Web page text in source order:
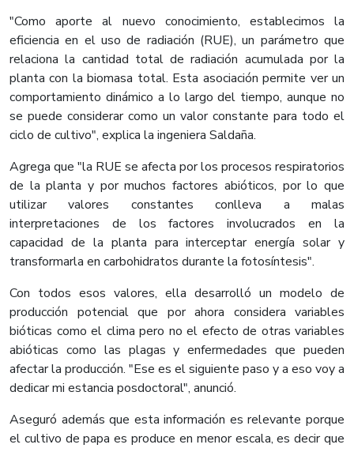
"Como aporte al nuevo conocimiento, establecimos la
eficiencia en el uso de radiación (RUE), un parámetro que
relaciona la cantidad total de radiación acumulada por la
planta con la biomasa total. Esta asociación permite ver un
comportamiento dinámico a lo largo del tiempo, aunque no
se puede considerar como un valor constante para todo el
ciclo de cultivo", explica la ingeniera Saldaña.
Agrega que "la RUE se afecta por los procesos respiratorios
de la planta y por muchos factores abióticos, por lo que
utilizar valores constantes conlleva a malas
interpretaciones de los factores involucrados en la
capacidad de la planta para interceptar energía solar y
transformarla en carbohidratos durante la fotosíntesis".
Con todos esos valores, ella desarrolló un modelo de
producción potencial que por ahora considera variables
bióticas como el clima pero no el efecto de otras variables
abióticas como las plagas y enfermedades que pueden
afectar la producción. "Ese es el siguiente paso y a eso voy a
dedicar mi estancia posdoctoral", anunció.
Aseguró además que esta información es relevante porque
el cultivo de papa es produce en menor escala, es decir que